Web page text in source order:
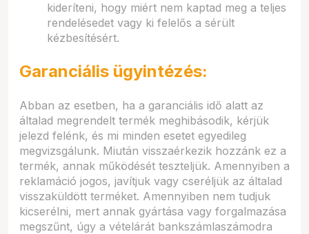
kideríteni, hogy miért nem kaptad meg a teljes
rendelésedet vagy ki felelős a sérült
kézbesítésért.
Garanciális ügyintézés:
Abban az esetben, ha a garanciális idő alatt az
általad megrendelt termék meghibásodik, kérjük
jelezd felénk, és mi minden esetet egyedileg
megvizsgálunk. Miután visszaérkezik hozzánk ez a
termék, annak működését teszteljük. Amennyiben a
reklamáció jogos, javítjuk vagy cseréljük az általad
visszaküldött terméket. Amennyiben nem tudjuk
kicserélni, mert annak gyártása vagy forgalmazása
megszűnt, úgy a vételárát bankszámlaszámodra